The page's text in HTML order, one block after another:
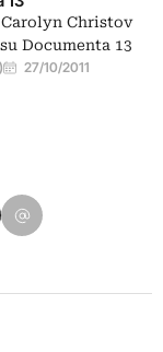
Christov
Documenta 13
27/10/2011
Pinterest
su WhatsApp
Condividi su Email